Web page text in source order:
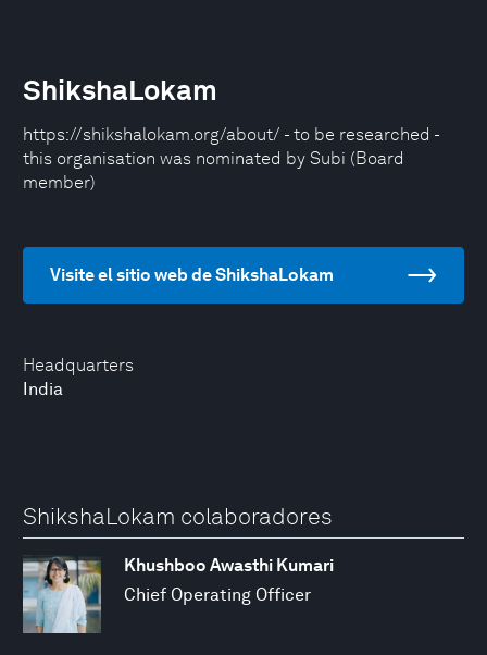
Headquarters
India
ShikshaLokam
https://shikshalokam.org/about/ - to be researched -
this organisation was nominated by Subi (Board
member)
Visite el sitio web de ShikshaLokam
ShikshaLokam colaboradores
Khushboo Awasthi Kumari
Chief Operating Officer